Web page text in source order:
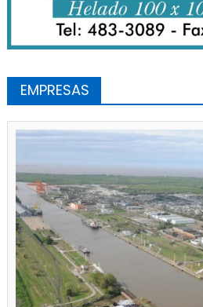
EMPRESAS